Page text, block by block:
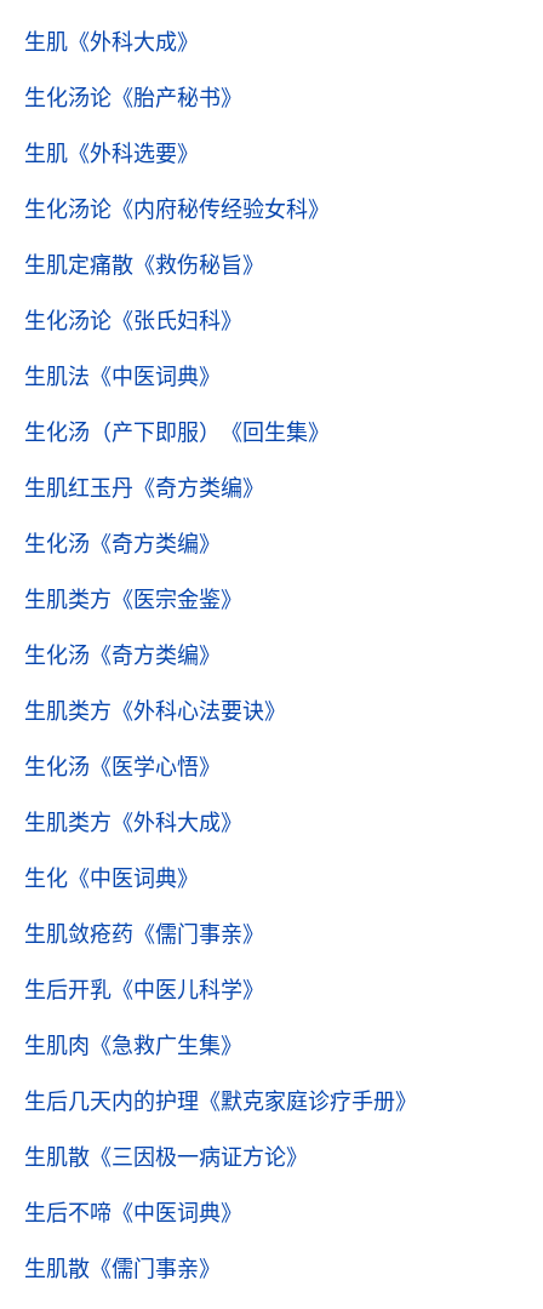
生肌 《外科大成》
生化汤论 《胎产秘书》
生肌 《外科选要》
生化汤论 《内府秘传经验女科》
生肌定痛散 《救伤秘旨》
生化汤论 《张氏妇科》
生肌法 《中医词典》
生化汤（产下即服） 《回生集》
生肌红玉丹 《奇方类编》
生化汤 《奇方类编》
生肌类方 《医宗金鉴》
生化汤 《奇方类编》
生肌类方 《外科心法要诀》
生化汤 《医学心悟》
生肌类方 《外科大成》
生化 《中医词典》
生肌敛疮药 《儒门事亲》
生后开乳 《中医儿科学》
生肌肉 《急救广生集》
生后几天内的护理 《默克家庭诊疗手册》
生肌散 《三因极一病证方论》
生后不啼 《中医词典》
生肌散 《儒门事亲》